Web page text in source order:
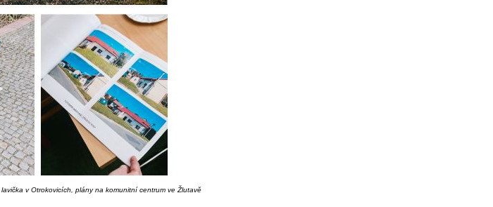
v Otrokovicích, plány na komunitní centrum ve Žlutavě